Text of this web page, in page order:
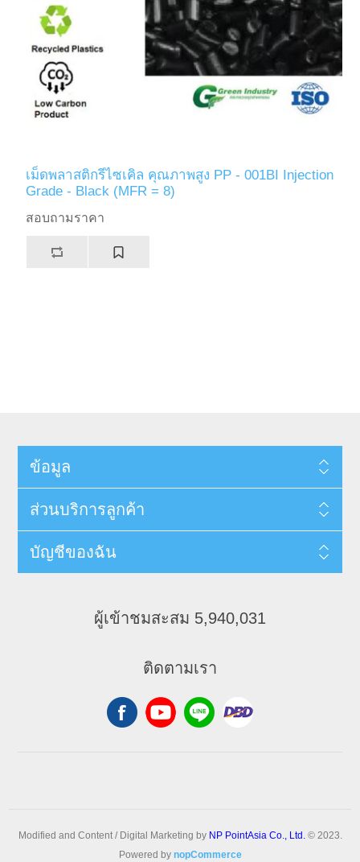
เม็ดพลาสติกรีไซเคิล คุณภาพสูง PP - 001BI Injection
Grade - Black (MFR = 8)
สอบถามราคา
ข้อมูล
ส่วนบริการลูกค้า
บัญชีของฉัน
ผู้เข้าชมสะสม 5,940,031
ติดตามเรา
Modified and Content / Digital Marketing by NP PointAsia Co., Ltd. © 2023.
Powered by nopCommerce